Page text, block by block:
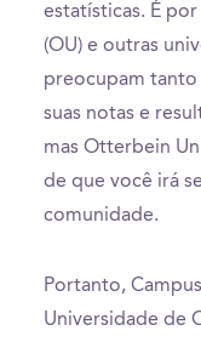
estatísticas. É
(OU) e outras
preocupam tanto
suas notas e
mas Otterbein
de que você irá
comunidade.
Portanto,
Universidade de